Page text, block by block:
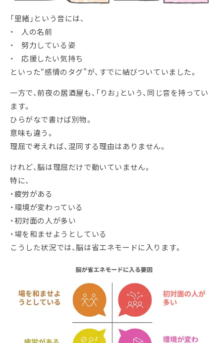
「里緒」という音には、
・
人の名前
・
努力している姿
・
応援したい気持ち
といった“感情のタグ”が、すでに結びついていました。
一方で、前夜の居酒屋も、「りお」という、同じ音を持ってい
ます。
ひらがなで書けば別物。
意味も違う。
理屈で考えれば、混同する理由はありません。
けれど、脳は理屈だけで動いていません。
特に、
・疲労がある
・環境が変わっている
・初対面の人が多い
・場を和ませようとしている
こうした状況では、脳は省エネモードに入ります。